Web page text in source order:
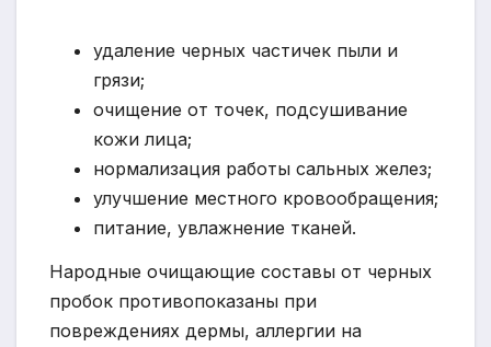
удаление черных частичек пыли и
грязи;
очищение от точек, подсушивание
кожи лица;
нормализация работы сальных желез;
улучшение местного кровообращения;
питание, увлажнение тканей.
Народные очищающие составы от черных
пробок противопоказаны при
повреждениях дермы, аллергии на